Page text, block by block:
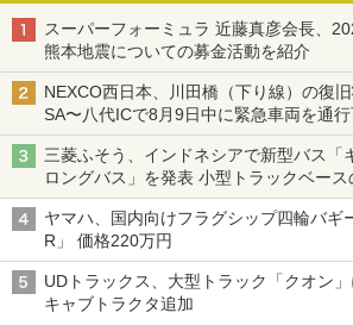
スーパーフォーミュラ 近藤真彦会長、
熊本地震についての募金活動を紹介
NEXCO西日本、川田橋（下り線）の復
SA〜八代ICで8月9日中に緊急車両を通行
三菱ふそう、インドネシアで新型バス「
ロングバス」を発表 小型トラックベース
バス
ヤマハ、国内向けフラグシップ四輪バギ
R」 価格220万円
UDトラックス、大型トラック「クオン
キャブトラクタ追加